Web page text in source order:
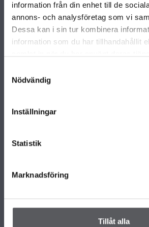
information från din enhet till de
annons- och analysföretag som vi
Dessa kan i sin tur kombinera
information som du har tillhandahållit
Nödvändig
Inställningar
Statistik
Marknadsföring
Tillåt alla
VÅRE ULIKE HUSMODELLER
Alle våre husmodeller
Unike hus
Om Fiskarhedenvillan
Presse
KONTAKT FISKARHEDENVILLAN
Hovedkontor
Slik håndterer vi personopplysningene